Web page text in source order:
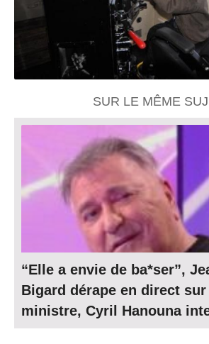
SUR LE MÊME
“Elle a envie de ba*ser”,
Bigard dérape en direct sur
ministre, Cyril Hanouna